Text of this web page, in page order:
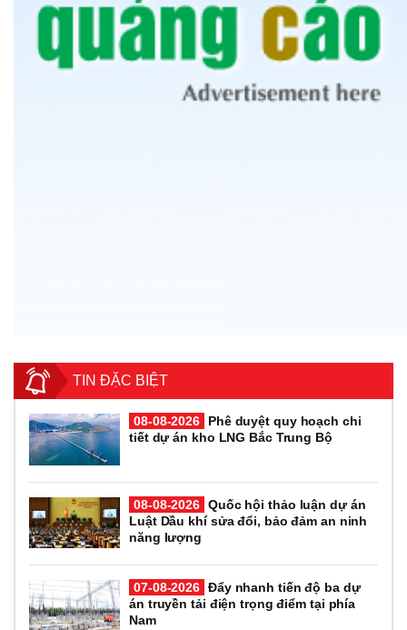
TIN ĐẶC BIỆT
08-08-2026
Phê duyệt quy hoạch chi
tiết dự án kho LNG Bắc Trung Bộ
08-08-2026 Quốc hội thảo luận dự án
Luật Dầu khí sửa đổi, bảo đảm an ninh
năng lượng
07-08-2026 Đẩy nhanh tiến độ ba dự
án truyền tải điện trọng điểm tại phía
Nam